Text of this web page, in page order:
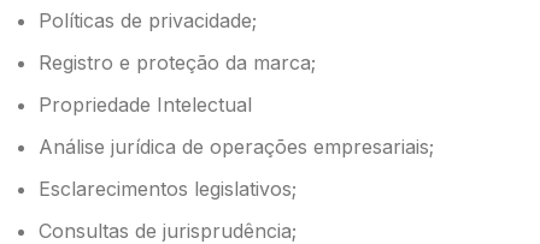
Políticas de privacidade;
Registro e proteção da marca;
Propriedade Intelectual
Análise jurídica de operações empresariais;
Esclarecimentos legislativos;
Consultas de jurisprudência;